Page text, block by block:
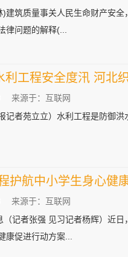
建筑质量事关人民生命财产安
律问题的解释(...
利工程安全度汛 河北
来源于：互联网
记者苑立立）水利工程是防御
护航中小学生身心健
来源于：互联网
记者张强 见习记者杨辉）近
康促进行动方案...